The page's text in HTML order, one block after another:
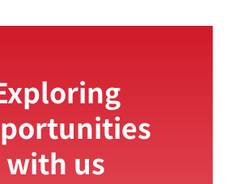
with us